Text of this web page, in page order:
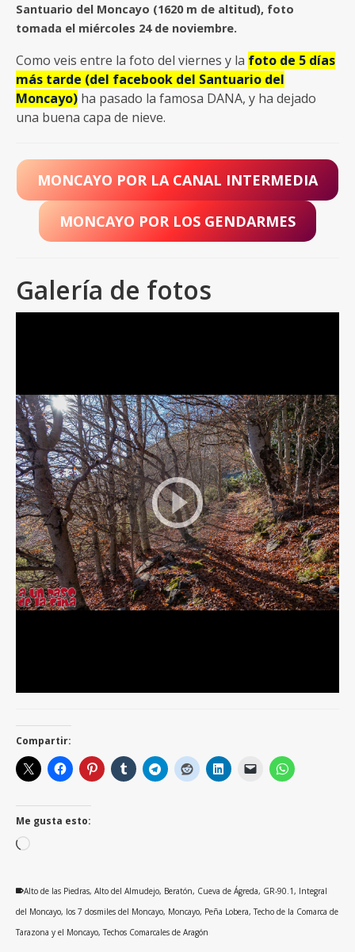
Santuario del Moncayo (1620 m de altitud), foto
tomada el miércoles 24 de noviembre.
Como veis entre la foto del viernes y la foto de 5 días
más tarde (del facebook del Santuario del
Moncayo) ha pasado la famosa DANA, y ha dejado
una buena capa de nieve.
MONCAYO POR LA CANAL INTERMEDIA
MONCAYO POR LOS GENDARMES
Galería de fotos
Compartir:
Me gusta esto:
Cargando...
Alto de las Piedras, Alto del Almudejo, Beratón, Cueva de Ágreda, GR-90.1, Integral
del Moncayo, los 7 dosmiles del Moncayo, Moncayo, Peña Lobera,Techo de la Comarca de
Tarazona y el Moncayo,Techos Comarcales de Aragón